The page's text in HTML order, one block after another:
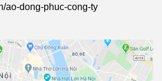
ao-dong-phuc-cong-ty